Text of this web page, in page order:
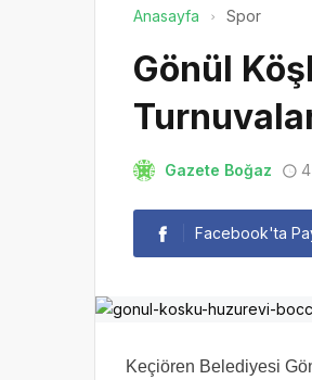
Anasayfa Spor
Gönül
Gazete Boğaz
Facebook'ta
Keçiören Belediyesi